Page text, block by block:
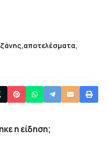
αποτελέσματα
η είδηση;